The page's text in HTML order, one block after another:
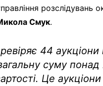
розслідувань
Смук.
44
суму
Це